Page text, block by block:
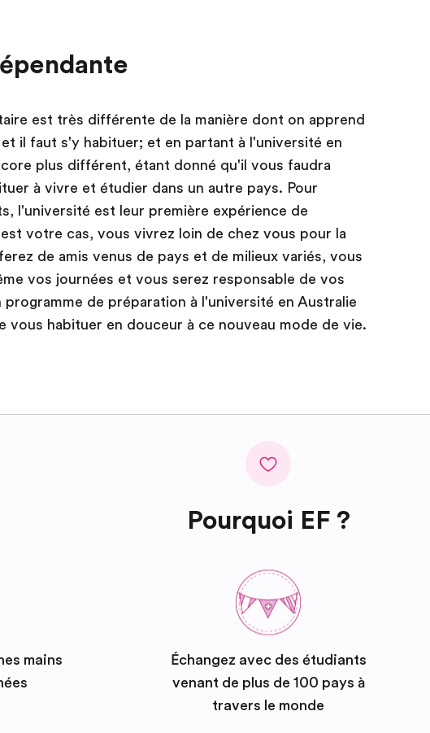
est très différente de la manière dont on apprend
il faut s'y habituer; et en partant à l'université en
plus différent, étant donné qu'il vous faudra
à vivre et étudier dans un autre pays. Pour
l'université est leur première expérience de
votre cas, vous vivrez loin de chez vous pour la
de amis venus de pays et de milieux variés, vous
vos journées et vous serez responsable de vos
de préparation à l'université en Australie
vous habituer en douceur à ce nouveau mode de vie.
Pourquoi EF ?
mains
Échangez avec des étudiants
venant de plus de 100 pays à
travers le monde